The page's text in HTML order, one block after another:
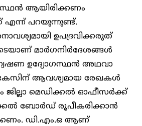
ആയിരിക്കണം
എന്ന് പറയുന്നുണ്ട്.
ഉപദ്രവിക്കരുത്
മാർഗനിർദേശങ്ങൾ
ഉദ്യോഗസ്ഥൻ അഥവാ
ആവശ്യമായ രേഖകൾ
മെഡിക്കൽ ഓഫീസർക്ക്
ബോർഡ് രൂപീകരിക്കാൻ
ഡി.എം.ഒ ആണ്